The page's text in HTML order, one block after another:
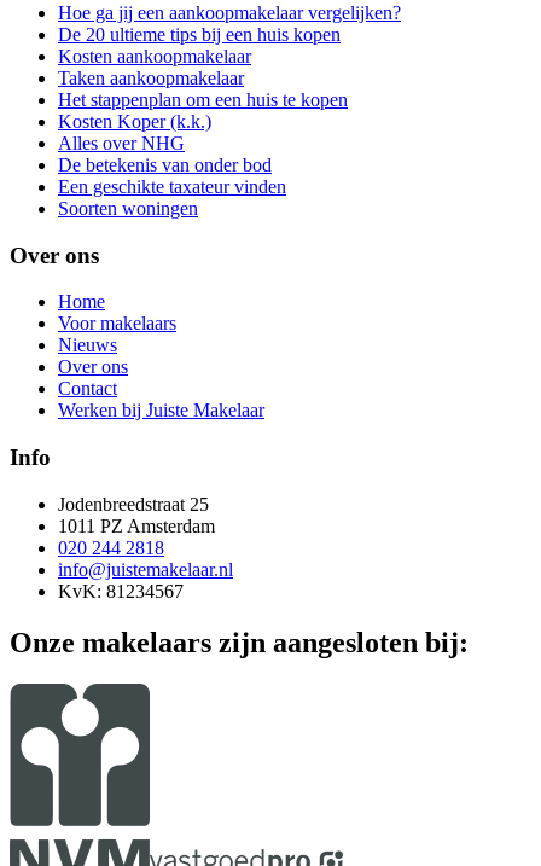
Hoe ga jij een aankoopmakelaar vergelijken?
De 20 ultieme tips bij een huis kopen
Kosten aankoopmakelaar
Taken aankoopmakelaar
Het stappenplan om een huis te kopen
Kosten Koper (k.k.)
Alles over NHG
De betekenis van onder bod
Een geschikte taxateur vinden
Soorten woningen
Over ons
Home
Voor makelaars
Nieuws
Over ons
Contact
Werken bij Juiste Makelaar
Info
Jodenbreedstraat 25
1011 PZ Amsterdam
020 244 2818
info@juistemakelaar.nl
KvK: 81234567
Onze makelaars zijn aangesloten bij: